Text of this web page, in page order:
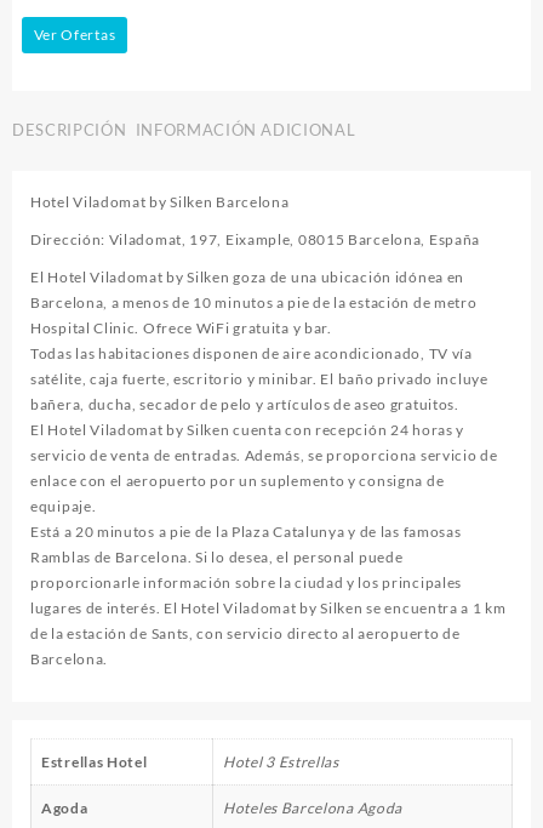
Ver Ofertas
DESCRIPCIÓN INFORMACIÓN ADICIONAL
Hotel Viladomat by Silken Barcelona
Dirección: Viladomat, 197, Eixample, 08015 Barcelona, España
El Hotel Viladomat by Silken goza de una ubicación idónea en
Barcelona, a menos de 10 minutos a pie de la estación de metro
Hospital Clinic. Ofrece WiFi gratuita y bar.
Todas las habitaciones disponen de aire acondicionado, TV vía
satélite, caja fuerte, escritorio y minibar. El baño privado incluye
bañera, ducha, secador de pelo y artículos de aseo gratuitos.
El Hotel Viladomat by Silken cuenta con recepción 24 horas y
servicio de venta de entradas. Además, se proporciona servicio de
enlace con el aeropuerto por un suplemento y consigna de
equipaje.
Está a 20 minutos a pie de la Plaza Catalunya y de las famosas
Ramblas de Barcelona. Si lo desea, el personal puede
proporcionarle información sobre la ciudad y los principales
lugares de interés. El Hotel Viladomat by Silken se encuentra a 1 km
de la estación de Sants, con servicio directo al aeropuerto de
Barcelona.
Estrellas Hotel Hotel 3 Estrellas
Agoda Hoteles Barcelona Agoda